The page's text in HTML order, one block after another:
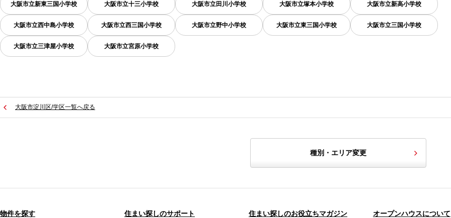
大阪市立新東三国小学校 大阪市立十三小学校 大阪市立田川小学校 大阪市立塚本小学校 大阪市立新高小学校
大阪市立西中島小学校 大阪市立西三国小学校 大阪市立野中小学校 大阪市立東三国小学校 大阪市立三国小学校
大阪市立三津屋小学校 大阪市立宮原小学校
大阪市淀川区/学区一覧へ戻る
種別・エリア変更
物件を探す 住まい探しのサポート 住まい探しのお役立ちマガジン オープンハウスについて